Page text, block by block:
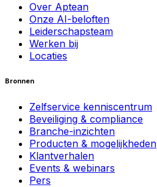
Over Aptean
Onze AI-beloften
Leiderschapsteam
Werken bij
Locaties
Bronnen
Zelfservice kenniscentrum
Beveiliging & compliance
Branche-inzichten
Producten & mogelijkheden
Klantverhalen
Events & webinars
Pers